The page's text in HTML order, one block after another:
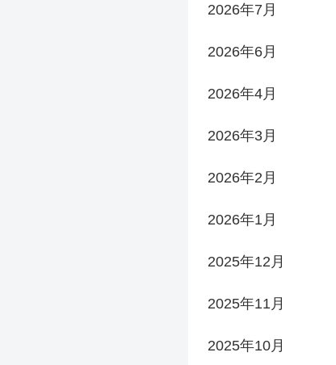
2026年7月
2026年6月
2026年4月
2026年3月
2026年2月
2026年1月
2025年12月
2025年11月
2025年10月